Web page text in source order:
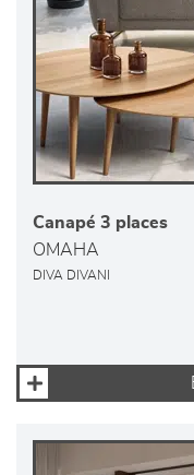
Canapé 3 places
OMAHA
DIVA DIVANI